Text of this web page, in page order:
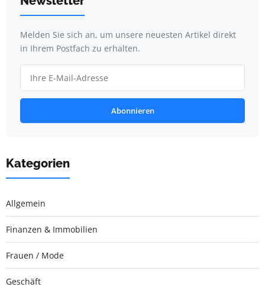
Melden Sie sich an, um unsere neuesten Artikel direkt
in Ihrem Postfach zu erhalten.
Abonnieren
Kategorien
Allgemein
Finanzen & Immobilien
Frauen / Mode
Geschäft